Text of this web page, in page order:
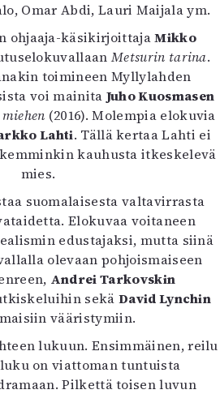
Lehdet
4/2026
2–3/2026
1/2026
6/2025
2025 saame
5/2025
Lehtiarkisto
Info
ja irtonumerot
Toimitus
Mediatiedot
Kaltio ry
Omar Abdi, Lauri Maijala ym.
ohjaaja-käsikirjoittajaMikko
Metsurin tarina.
toimineen Myllylahden
voi mainita Juho Kuosmasen
(2016). Molempia elokuvia
Lahti. Tällä kertaa Lahti ei
kauhusta itkeskelevä
mies.
suomalaisesta valtavirrasta
Elokuvaa voitaneen
edustajaksi, mutta siinä
olevaan pohjoismaiseen
Andrei Tarkovskin
sekä David Lynchin
vääristymiin.
lukuun. Ensimmäinen, reilu
on viattoman tuntuista
Pilkettä toisen luvun